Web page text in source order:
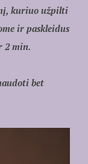
kuriuo užpilti
ir paskleidus
2 min.
bet